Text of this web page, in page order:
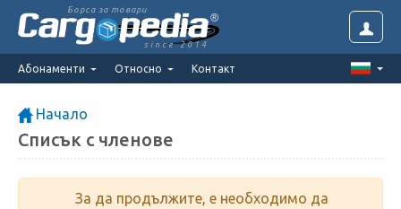
Борса за товари
since 2014
Абонаменти Относно Контакт
Начало
Списък с членове
За да продължите, е необходимо да